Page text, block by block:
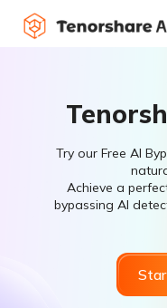
Try our Free AI
Achieve a
bypassing AI